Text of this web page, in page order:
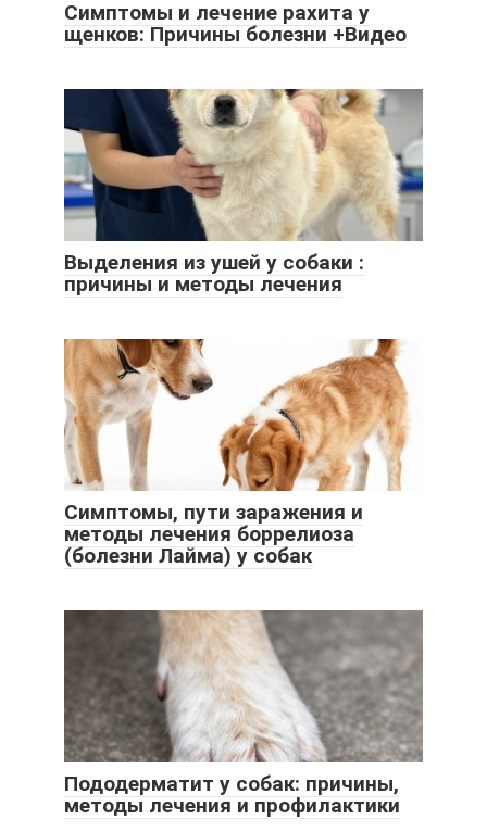
Симптомы и лечение рахита у
щенков: Причины болезни +Видео
Выделения из ушей у собаки :
причины и методы лечения
Симптомы, пути заражения и
методы лечения боррелиоза
(болезни Лайма) у собак
Пододерматит у собак: причины,
методы лечения и профилактики